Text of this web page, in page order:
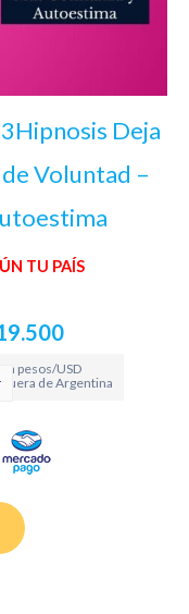
3Hipnosis Deja
Voluntad –
TU PAÍS
a pesos/USD
fuera de Argentina